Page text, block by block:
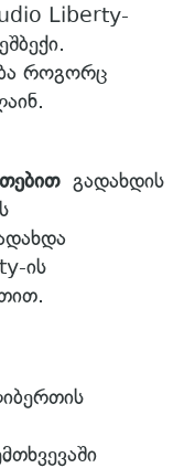
Liberty-
როგორც
გადახდის
ის